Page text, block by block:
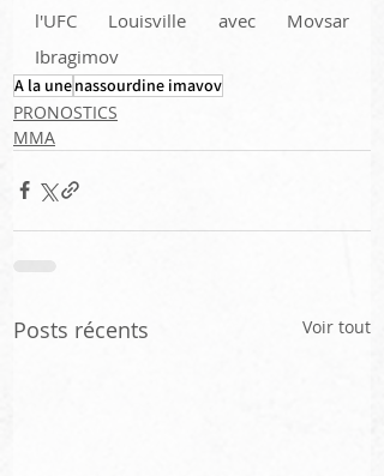
l'UFC Louisville avec Movsar
Ibragimov
A la unenassourdine imavov
PRONOSTICS
MMA
Posts récents Voir tout